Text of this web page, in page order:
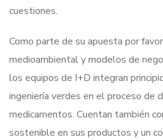
cuestiones.
Como parte de su apuesta por
medioambiental y modelos de
los equipos de I+D integran
ingeniería verdes en el proceso de
medicamentos. Cuentan también
sostenible en sus productos y un